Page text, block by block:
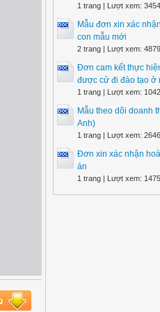
1 trang | Lượt xem:
Mẫu đơn xin xác
con mẫu mới
2 trang | Lượt xem:
Đơn cam kết thực
được cử đi đào tạo ở
1 trang | Lượt xem:
Mẫu theo dõi doanh
Anh)
1 trang | Lượt xem:
Đơn xin xác nhận
án
1 trang | Lượt xem: